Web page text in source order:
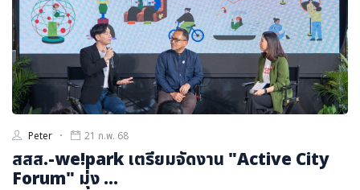
Peter 21 ก.พ. 68
สสส.-we!park เตรียมจัดงาน "Active City
Forum" มุ่ง ...